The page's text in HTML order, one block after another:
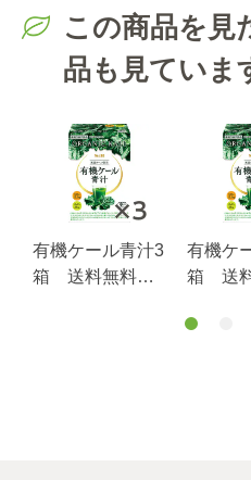
この商品を見
品も見ていま
有機ケール青汁3
箱 送料無料
有機ケ
箱 送